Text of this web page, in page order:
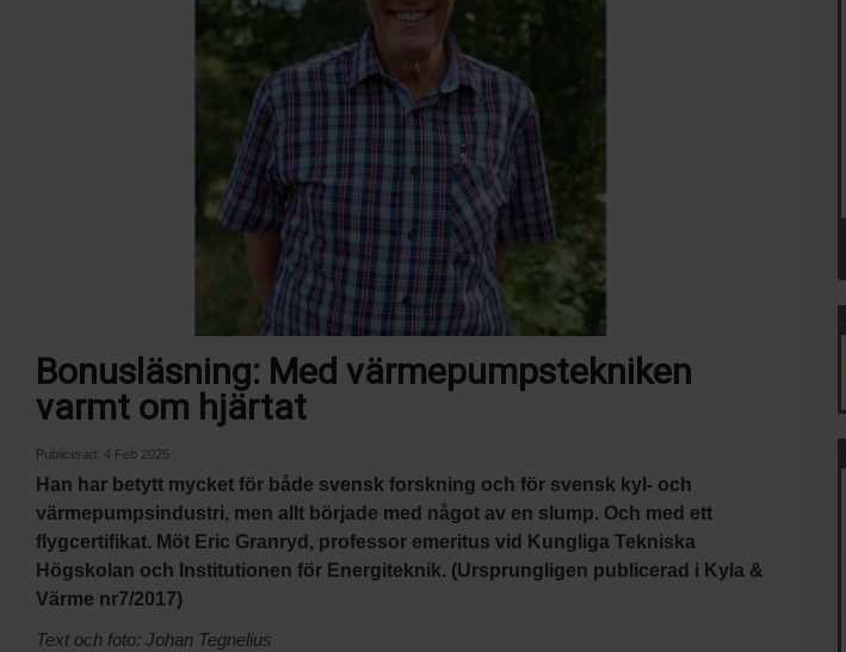
Bonusläsning: Med värmepumpstekniken
varmt om hjärtat
Publicerad: 4 Feb 2025
Han har betytt mycket för både svensk forskning och för svensk kyl- och
värmepumpsindustri, men allt började med något av en slump. Och med ett
flygcertifikat. Möt Eric Granryd, professor emeritus vid Kungliga Tekniska
Högskolan och Institutionen för Energiteknik. (Ursprungligen publicerad i Kyla &
Värme nr7/2017)
Text och foto: Johan Tegnelius